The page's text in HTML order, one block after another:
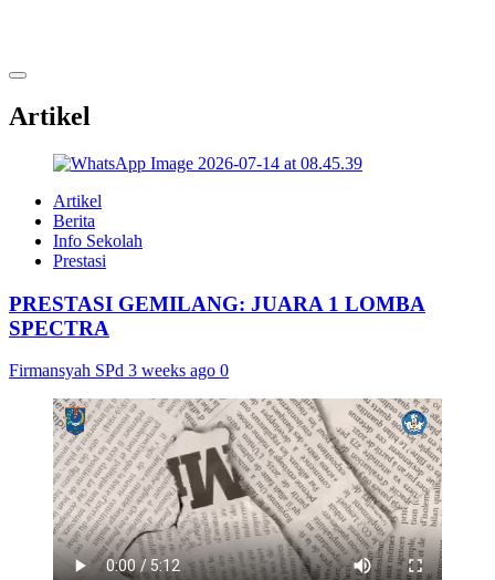
Artikel
Artikel
Berita
Info Sekolah
Prestasi
PRESTASI GEMILANG: JUARA 1 LOMBA
SPECTRA
Firmansyah SPd 3 weeks ago 0